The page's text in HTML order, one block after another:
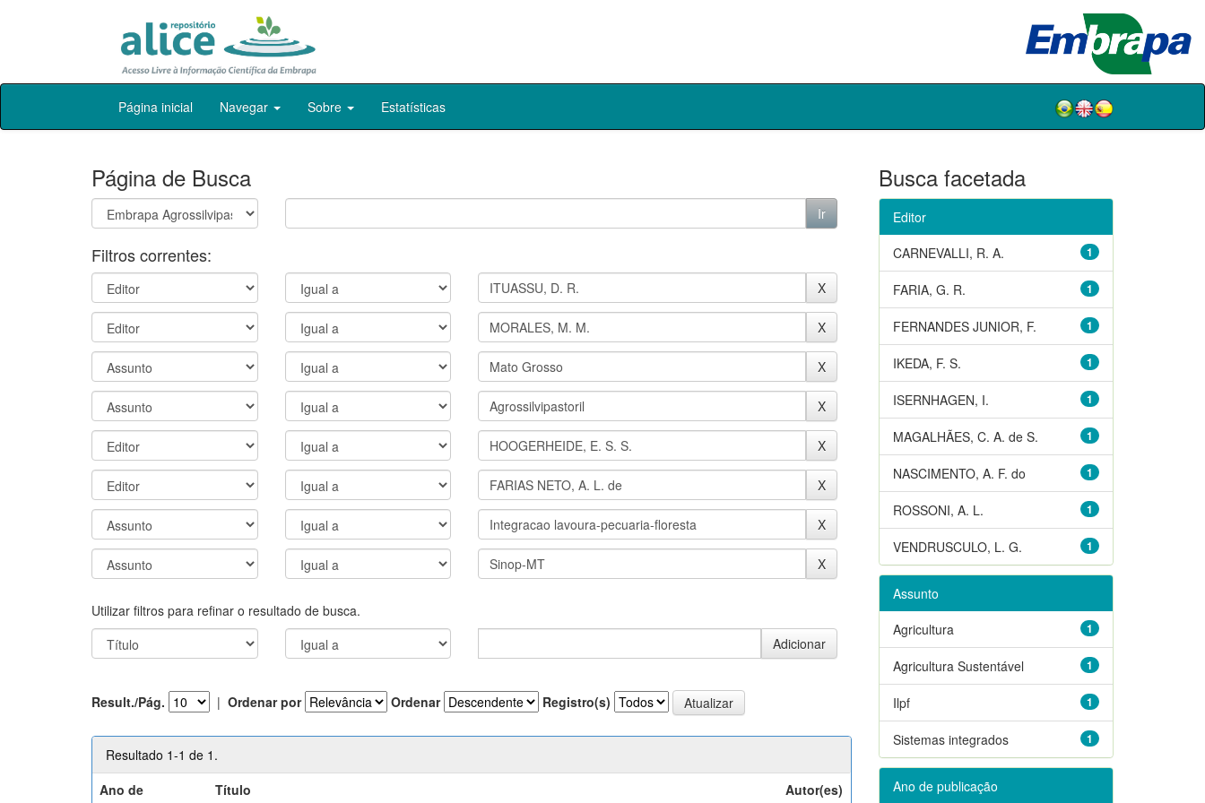
Skip
Página inicial Navegar Sobre Estatísticas
Página de Busca
Filtros correntes:
Utilizar filtros para refinar o resultado de busca.
Result./Pág. | Ordenar por Ordenar Registro(s)
Resultado 1-1 de 1.
Ano de
Título Autor(es)
Busca facetada
Editor
1
CARNEVALLI, R. A.
1
FARIA, G. R.
1
FERNANDES JUNIOR, F.
1
IKEDA, F. S.
1
ISERNHAGEN, I.
1
MAGALHÃES, C. A. de S.
1
NASCIMENTO, A. F. do
1
ROSSONI, A. L.
1
VENDRUSCULO, L. G.
Assunto
1
Agricultura
1
Agricultura Sustentável
1
Ilpf
1
Sistemas integrados
Ano de publicação